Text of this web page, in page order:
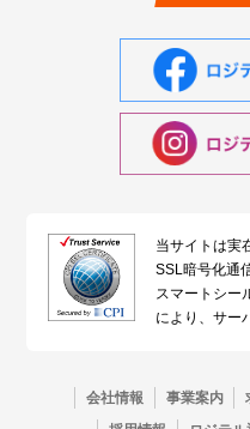
当サイトは実
SSL暗号化通
スマートシー
により、サー
会社情報 事業案内